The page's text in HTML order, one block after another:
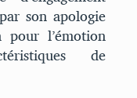
son apologie
l’émotion
de